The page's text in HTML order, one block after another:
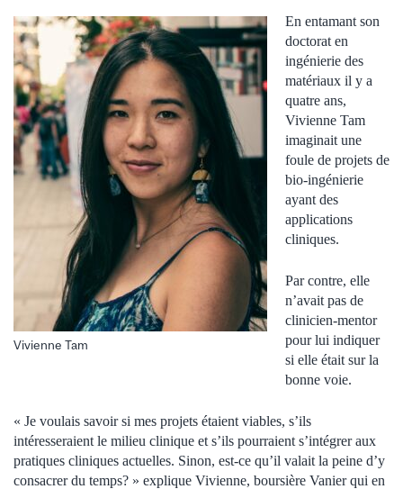
Vivienne Tam
En entamant son
doctorat en
ingénierie des
matériaux il y a
quatre ans,
Vivienne Tam
imaginait une
foule de projets de
bio-ingénierie
ayant des
applications
cliniques.
Par contre, elle
n’avait pas de
clinicien-mentor
pour lui indiquer
si elle était sur la
bonne voie.
« Je voulais savoir si mes projets étaient viables, s’ils
intéresseraient le milieu clinique et s’ils pourraient s’intégrer aux
pratiques cliniques actuelles. Sinon, est-ce qu’il valait la peine d’y
consacrer du temps? » explique Vivienne, boursière Vanier qui en